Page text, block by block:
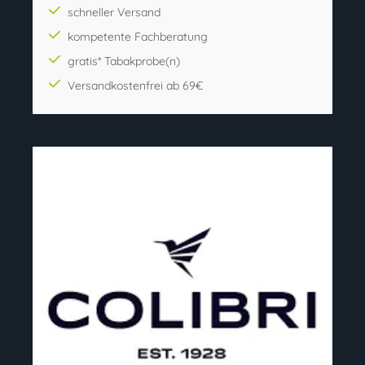
schneller Versand
kompetente Fachberatung
gratis* Tabakprobe(n)
Versandkostenfrei ab 69€